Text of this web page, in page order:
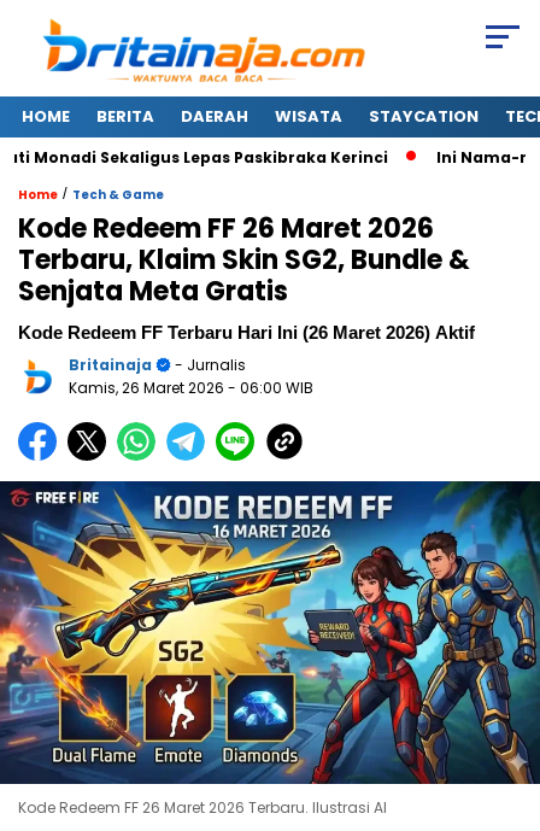
HOME BERITA DAERAH WISATA STAYCATION
Sekaligus Lepas Paskibraka Kerinci Ini Nama-nama
Home / Tech & Game
Kode Redeem FF 26 Maret 2026
Terbaru, Klaim Skin SG2, Bundle &
Senjata Meta Gratis
Kode Redeem FF Terbaru Hari Ini (26 Maret 2026) Aktif
Britainaja
- Jurnalis
Kamis, 26 Maret 2026 - 06:00 WIB
Kode Redeem FF 26 Maret 2026 Terbaru. Ilustrasi AI